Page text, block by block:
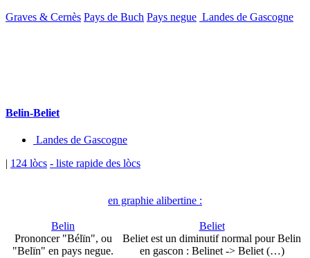
Graves & Cernès Pays de Buch Pays negue Landes de Gascogne
Belin-Beliet
Landes de Gascogne
| 124 lòcs - liste rapide des lòcs
en graphie alibertine :
Belin
Prononcer "Bélïn", ou
"Belïn" en pays negue.
Beliet
Beliet est un diminutif normal pour Belin
en gascon : Belinet -> Beliet (…)